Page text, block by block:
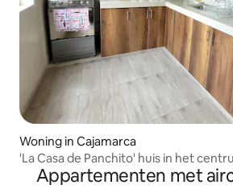
Woning in Cajamarca
'La Casa de Panchito' huis in het
Appartementen met